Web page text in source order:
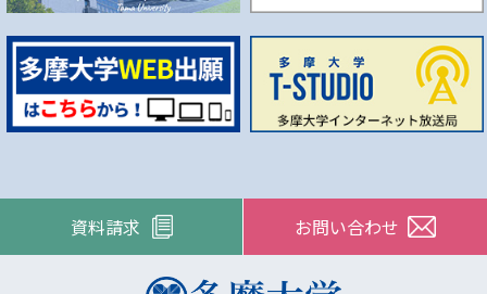
資料請求 お問い合わせ